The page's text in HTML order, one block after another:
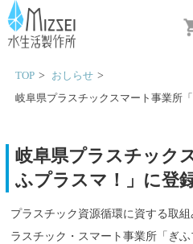
TOP
おしらせ
岐阜県プラスチックスマート事業所
岐阜県プラスチック
ふプラスマ！」に登
プラスチック資源循環に資する取
ラスチック・スマート事業所「ぎ